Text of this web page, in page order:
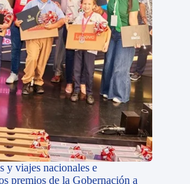
y viajes nacionales e
premios de la Gobernación a